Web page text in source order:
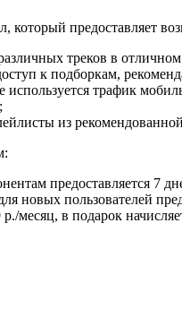
предоставляет
треков в отличном
к подборкам,
трафик
из
предоставляется 7
новых пользователей
месяц, в подарок